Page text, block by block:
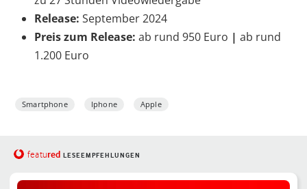
Release: September 2024
Preis zum Release: ab rund 950 Euro | ab rund
1.200 Euro
Smartphone Iphone Apple
featured LESEEMPFEHLUNGEN